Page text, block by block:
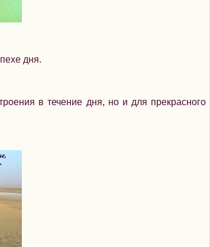
дня.
в течение дня, но и для прекрасного